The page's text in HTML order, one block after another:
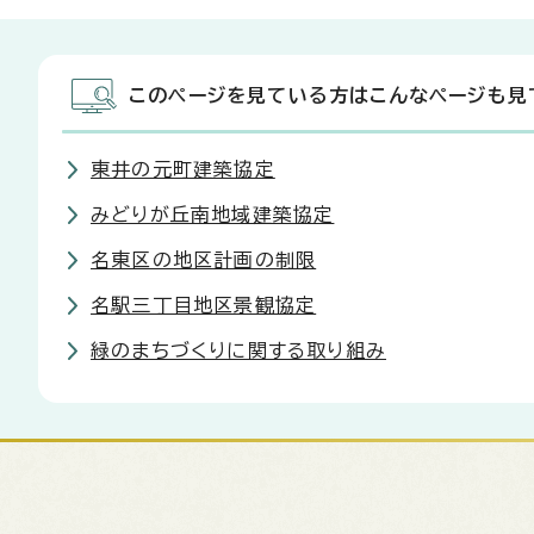
このページを見ている方はこんなページも見
東井の元町建築協定
みどりが丘南地域建築協定
名東区の地区計画の制限
名駅三丁目地区景観協定
緑のまちづくりに関する取り組み